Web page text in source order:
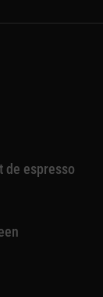
de espresso